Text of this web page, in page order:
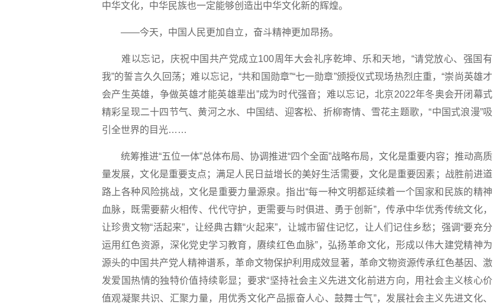
中华文化，中华民族也一定能够创造出中华文化新的辉煌。
——今天，中国人民更加自立，奋斗精神更加昂扬。
难以忘记，庆祝中国共产党成立100周年大会礼序乾坤、乐和天地，“请党放心、强国有
我”的誓言久久回荡；难以忘记，“共和国勋章”“七一勋章”颁授仪式现场热烈庄重，“崇尚英雄才
会产生英雄，争做英雄才能英雄辈出”成为时代强音；难以忘记，北京2022年冬奥会开闭幕式
精彩呈现二十四节气、黄河之水、中国结、迎客松、折柳寄情、雪花主题歌，“中国式浪漫”吸
引全世界的目光……
统筹推进“五位一体”总体布局、协调推进“四个全面”战略布局，文化是重要内容；推动高质
量发展，文化是重要支点；满足人民日益增长的美好生活需要，文化是重要因素；战胜前进道
路上各种风险挑战，文化是重要力量源泉。指出“每一种文明都延续着一个国家和民族的精神
血脉，既需要薪火相传、代代守护，更需要与时俱进、勇于创新”，传承中华优秀传统文化，
让珍贵文物“活起来”，让经典古籍“火起来”，让城市留住记忆，让人们记住乡愁；强调“要充分
运用红色资源，深化党史学习教育，赓续红色血脉”，弘扬革命文化，形成以伟大建党精神为
源头的中国共产党人精神谱系，革命文物保护利用成效显著，革命文物资源传承红色基因、激
发爱国热情的独特价值持续彰显；要求“坚持社会主义先进文化前进方向，用社会主义核心价
值观凝聚共识、汇聚力量，用优秀文化产品振奋人心、鼓舞士气”，发展社会主义先进文化、